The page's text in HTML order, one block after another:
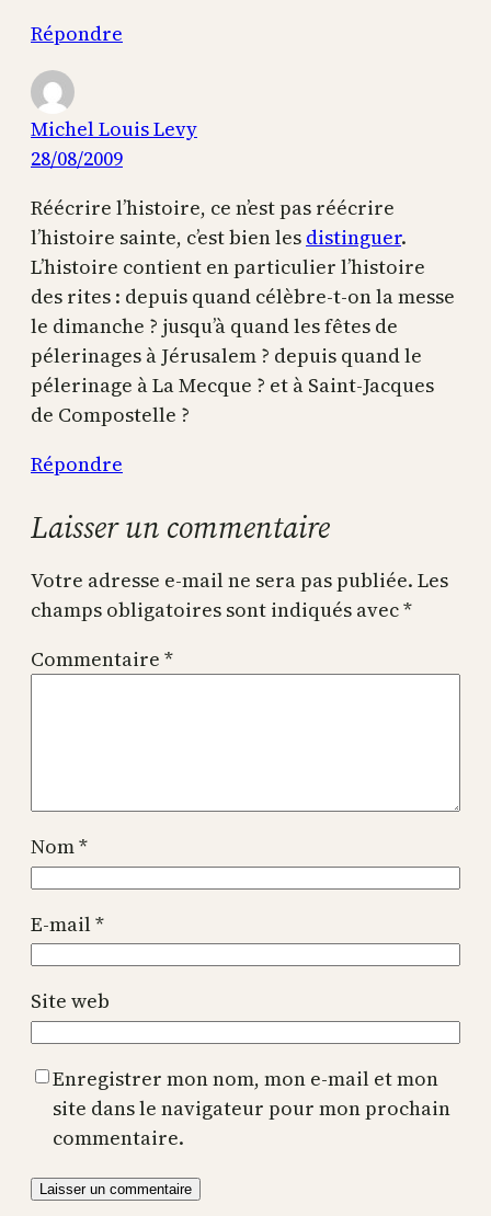
Répondre
Michel Louis Levy
28/08/2009
Réécrire l’histoire, ce n’est pas réécrire
l’histoire sainte, c’est bien les distinguer.
L’histoire contient en particulier l’histoire
des rites : depuis quand célèbre-t-on la messe
le dimanche ? jusqu’à quand les fêtes de
pélerinages à Jérusalem ? depuis quand le
pélerinage à La Mecque ? et à Saint-Jacques
de Compostelle ?
Répondre
Laisser un commentaire
Votre adresse e-mail ne sera pas publiée. Les
champs obligatoires sont indiqués avec*
Commentaire *
Nom*
E-mail*
Site web
Enregistrer mon nom, mon e-mail et mon
site dans le navigateur pour mon prochain
commentaire.